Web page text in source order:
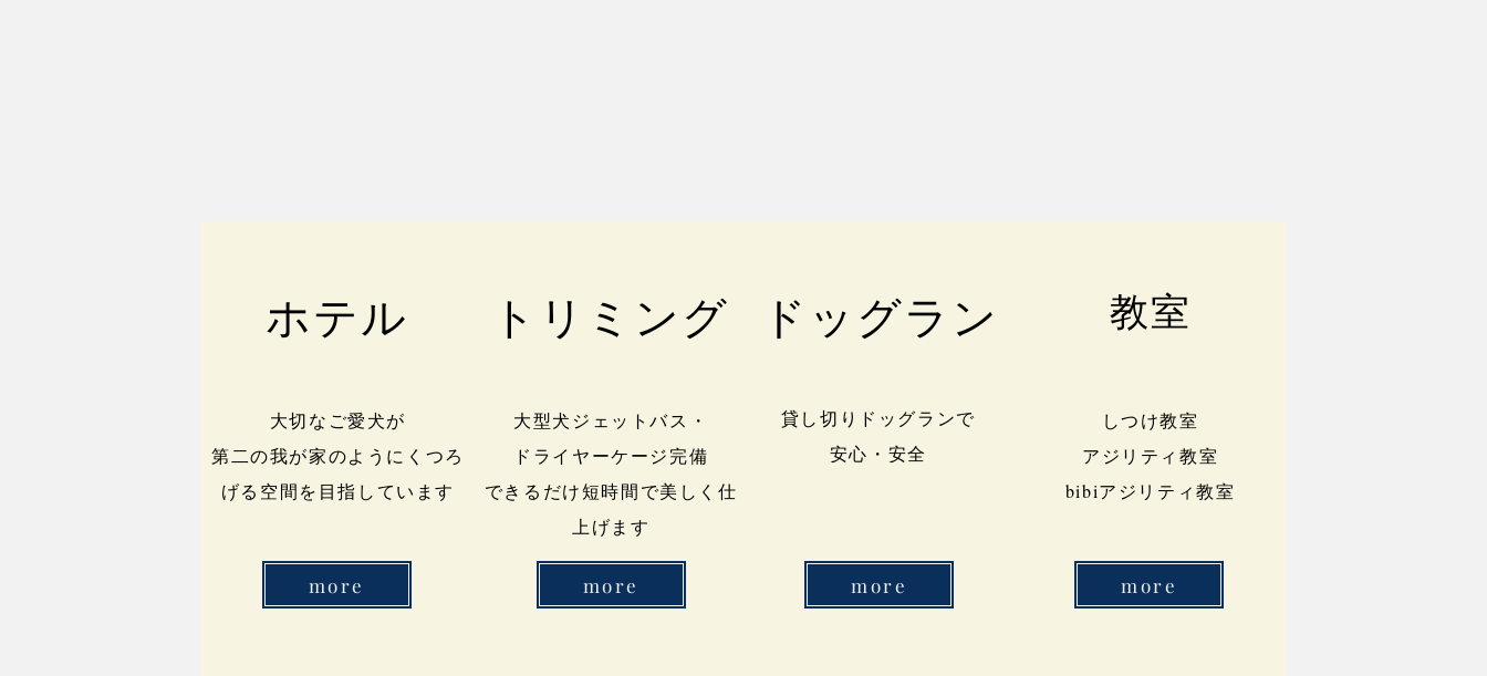
ホテル
大切なご愛犬が
​第二の我が家のようにくつろ
げる空間を目指しています
more
トリミング
大型犬ジェットバス・
ドライヤーケージ完備
​できるだけ短時間で美しく仕
上げます
more
ドッグラン
貸し切りドッグランで
​安心・安全
more
教室
しつけ教室
アジリティ教室
bibiアジリティ教室
more